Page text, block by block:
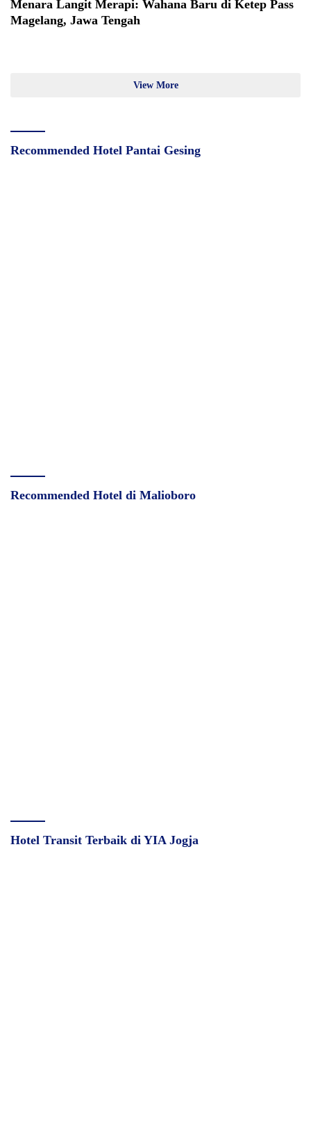
Menara Langit Merapi: Wahana Baru di Ketep Pass
Magelang, Jawa Tengah
View More
Recommended Hotel Pantai Gesing
Recommended Hotel di Malioboro
Hotel Transit Terbaik di YIA Jogja